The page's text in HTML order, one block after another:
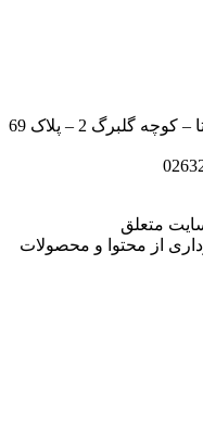
آدرس: کرج – میدان والفجر – خیابان یکتا – کوچه گلبرگ 2 – پلاک 69
محتوا و محصولات